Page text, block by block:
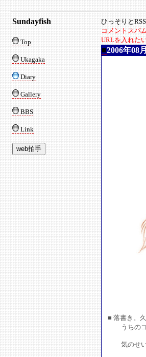
Sundayfish
Top
Ukagaka
Diary
Gallery
BBS
Link
ひっそりと
コメントスパ
URLを入れた
■2006年08
■ 落書き。
うちのゴ
気のせい